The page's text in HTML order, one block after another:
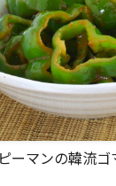
ピーマンの韓流ゴ